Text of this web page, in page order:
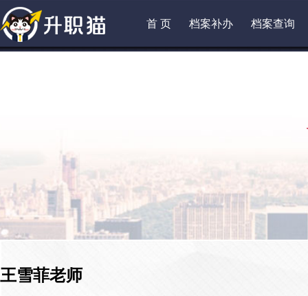
首 页 档案补办 档案查询
王雪菲老师